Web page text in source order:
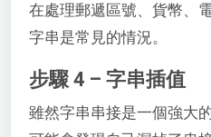
在處理郵遞區號、貨幣、
字串是常見的情況。
步驟 4 – 字串插值
雖然字串串接是一個強大